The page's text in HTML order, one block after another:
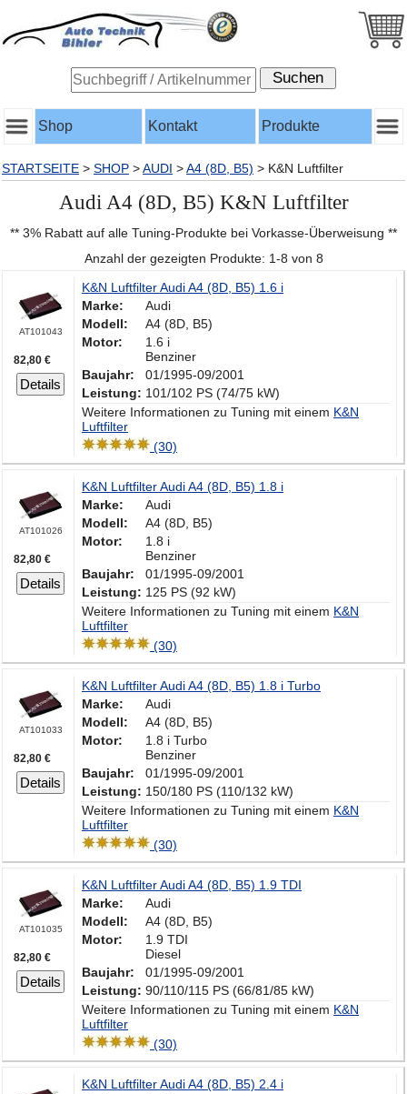
Shop Kontakt Produkte
STARTSEITE > SHOP >AUDI >A4 (8D, B5) > K&N Luftfilter
Audi A4 (8D, B5) K&N Luftfilter
** 3% Rabatt auf alle Tuning-Produkte bei Vorkasse-Überweisung **
Anzahl der gezeigten Produkte: 1-8 von 8
AT101043
82,80 €
Details
K&N Luftfilter Audi A4 (8D, B5) 1.6 i
Marke:
Audi
Modell:
A4 (8D, B5)
Motor:
1.6 i
Benziner
Baujahr:
01/1995-09/2001
Leistung: 101/102 PS (74/75 kW)
Weitere Informationen zu Tuning mit einem K&N
Luftfilter
(30)
AT101026
82,80 €
Details
K&N Luftfilter Audi A4 (8D, B5) 1.8 i
Marke:
Audi
Modell:
A4 (8D, B5)
Motor:
1.8 i
Benziner
Baujahr:
01/1995-09/2001
Leistung: 125 PS (92 kW)
Weitere Informationen zu Tuning mit einem K&N
Luftfilter
(30)
AT101033
82,80 €
Details
K&N Luftfilter Audi A4 (8D, B5) 1.8 i Turbo
Marke:
Audi
Modell:
A4 (8D, B5)
Motor:
1.8 i Turbo
Benziner
Baujahr:
01/1995-09/2001
Leistung: 150/180 PS (110/132 kW)
Weitere Informationen zu Tuning mit einem K&N
Luftfilter
(30)
AT101035
82,80 €
Details
K&N Luftfilter Audi A4 (8D, B5) 1.9 TDI
Marke:
Audi
Modell:
A4 (8D, B5)
Motor:
1.9 TDI
Diesel
Baujahr:
01/1995-09/2001
Leistung: 90/110/115 PS (66/81/85 kW)
Weitere Informationen zu Tuning mit einem K&N
Luftfilter
(30)
K&N Luftfilter Audi A4 (8D, B5) 2.4 i